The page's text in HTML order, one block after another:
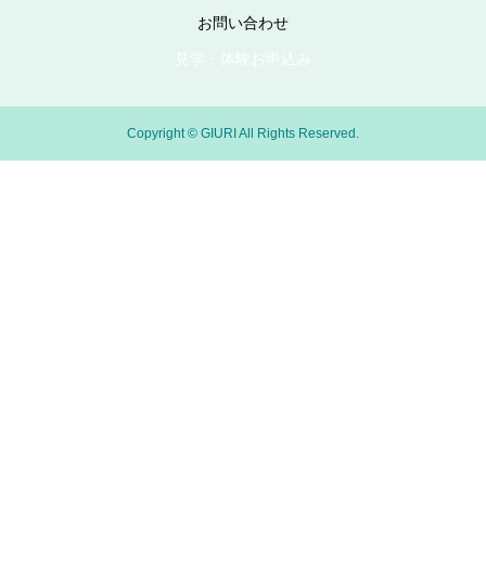
お問い合わせ
見学・体験お申込み
Copyright © GIURI All Rights Reserved.